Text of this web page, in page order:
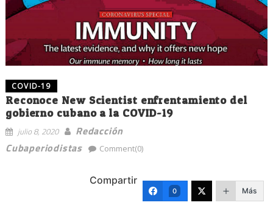
COVID-19
Reconoce New Scientist enfrentamiento del
gobierno cubano a la COVID-19
julio 8, 2020
Redacción
Cubaperiodistas
Comment(0)
Compartir
0 Más